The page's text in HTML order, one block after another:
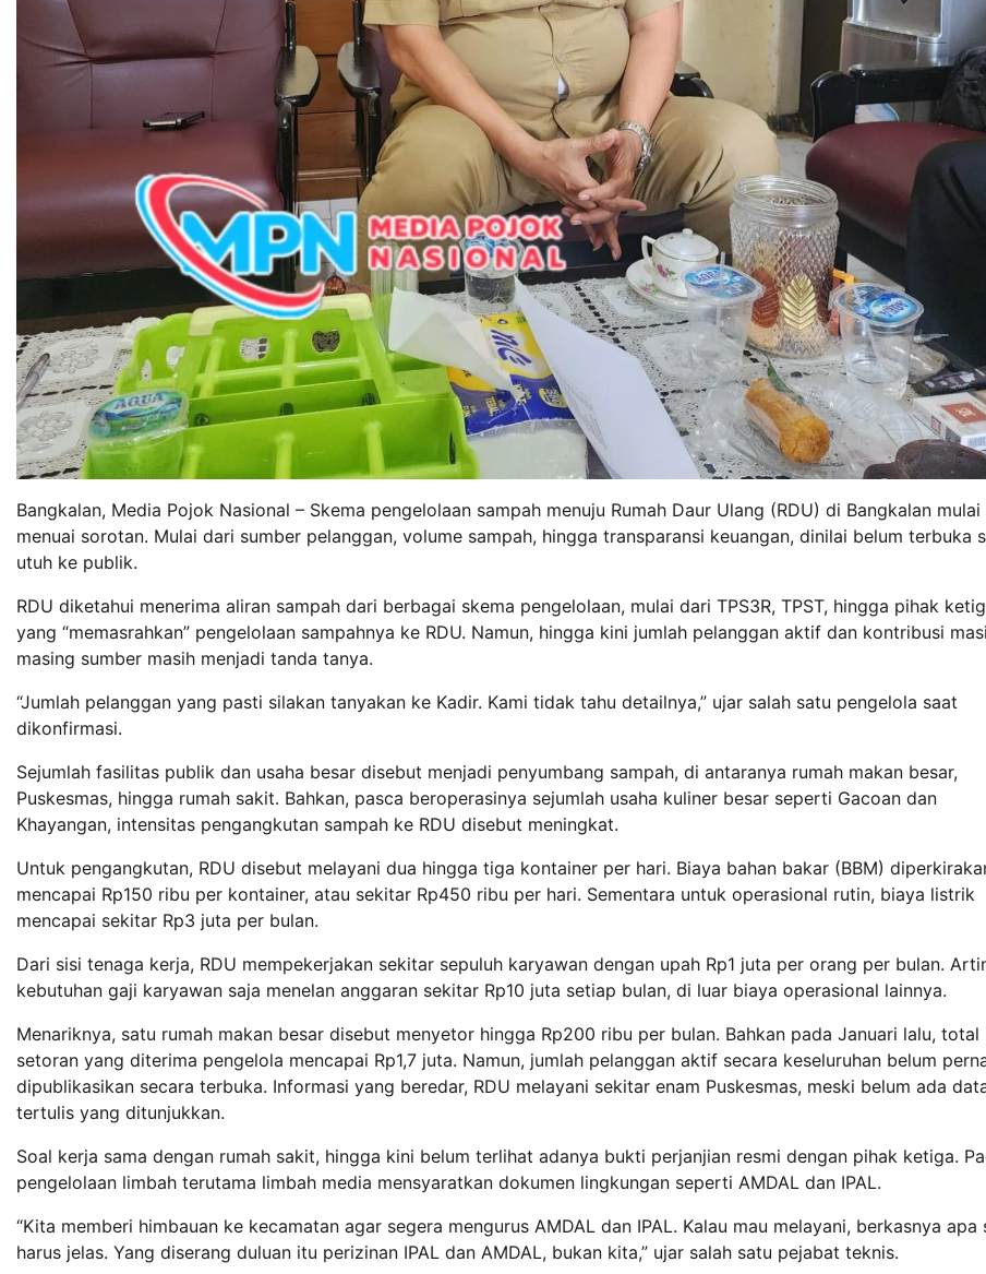
Bangkalan, Media Pojok Nasional – Skema pengelolaan sampah menuju Rumah Daur Ulang (RDU) di Bangkalan mulai
menuai sorotan. Mulai dari sumber pelanggan, volume sampah, hingga transparansi keuangan, dinilai belum terbuka
utuh ke publik.
RDU diketahui menerima aliran sampah dari berbagai skema pengelolaan, mulai dari TPS3R, TPST, hingga pihak
yang “memasrahkan” pengelolaan sampahnya ke RDU. Namun, hingga kini jumlah pelanggan aktif dan kontribusi
masing sumber masih menjadi tanda tanya.
“Jumlah pelanggan yang pasti silakan tanyakan ke Kadir. Kami tidak tahu detailnya,” ujar salah satu pengelola saat
dikonfirmasi.
Sejumlah fasilitas publik dan usaha besar disebut menjadi penyumbang sampah, di antaranya rumah makan besar,
Puskesmas, hingga rumah sakit. Bahkan, pasca beroperasinya sejumlah usaha kuliner besar seperti Gacoan dan
Khayangan, intensitas pengangkutan sampah ke RDU disebut meningkat.
Untuk pengangkutan, RDU disebut melayani dua hingga tiga kontainer per hari. Biaya bahan bakar (BBM)
mencapai Rp150 ribu per kontainer, atau sekitar Rp450 ribu per hari. Sementara untuk operasional rutin, biaya listrik
mencapai sekitar Rp3 juta per bulan.
Dari sisi tenaga kerja, RDU mempekerjakan sekitar sepuluh karyawan dengan upah Rp1 juta per orang per bulan.
kebutuhan gaji karyawan saja menelan anggaran sekitar Rp10 juta setiap bulan, di luar biaya operasional lainnya.
Menariknya, satu rumah makan besar disebut menyetor hingga Rp200 ribu per bulan. Bahkan pada Januari lalu, total
setoran yang diterima pengelola mencapai Rp1,7 juta. Namun, jumlah pelanggan aktif secara keseluruhan belum
dipublikasikan secara terbuka. Informasi yang beredar, RDU melayani sekitar enam Puskesmas, meski belum ada
tertulis yang ditunjukkan.
Soal kerja sama dengan rumah sakit, hingga kini belum terlihat adanya bukti perjanjian resmi dengan pihak ketiga.
pengelolaan limbah terutama limbah media mensyaratkan dokumen lingkungan seperti AMDAL dan IPAL.
“Kita memberi himbauan ke kecamatan agar segera mengurus AMDAL dan IPAL. Kalau mau melayani, berkasnya apa
harus jelas. Yang diserang duluan itu perizinan IPAL dan AMDAL, bukan kita,” ujar salah satu pejabat teknis.